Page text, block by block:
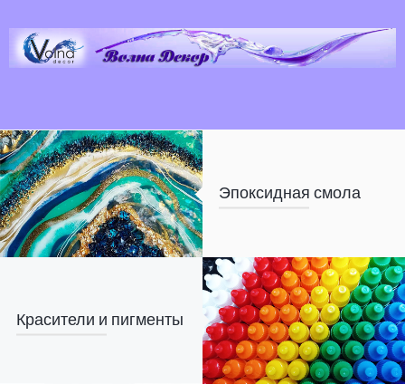
Эпоксидная смола
Красители и пигменты